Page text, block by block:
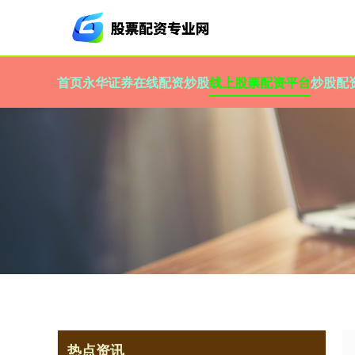
首页永华证券在线配资炒股线上股票配资平台炒股配
热点资讯